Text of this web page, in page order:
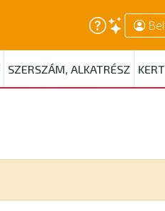
SZERSZÁM, ALKATRÉSZ